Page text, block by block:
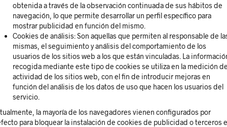
obtenida a través de la observación continuada de sus hábitos de
navegación, lo que permite desarrollar un perfil específico para
mostrar publicidad en función del mismo.
Cookies de análisis: Son aquellas que permiten al responsable de
mismas, el seguimiento y análisis del comportamiento de los
usuarios de los sitios web a los que están vinculadas. La
recogida mediante este tipo de cookies se utiliza en la medición
actividad de los sitios web, con el fin de introducir mejoras en
función del análisis de los datos de uso que hacen los usuarios del
servicio.
la mayoría de los navegadores vienen configurados por
para bloquear la instalación de cookies de publicidad o terceros